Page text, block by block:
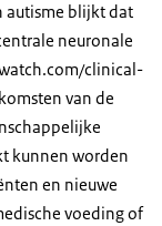
autisme blijkt dat
neuronale
clinical-
van de
kunnen worden
en nieuwe
voeding of